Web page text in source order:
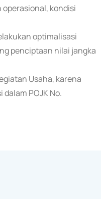
kondisi
optimalisasi
penciptaan nilai jangka
Usaha, karena
POJK No.